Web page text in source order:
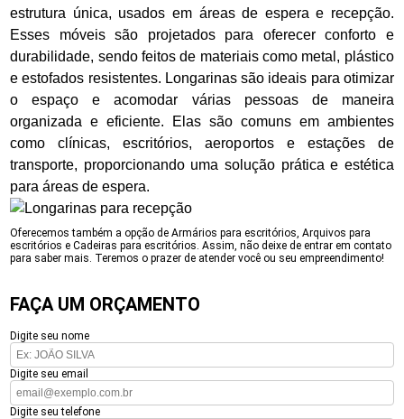
estrutura única, usados em áreas de espera e recepção.
Esses móveis são projetados para oferecer conforto e
durabilidade, sendo feitos de materiais como metal, plástico
e estofados resistentes. Longarinas são ideais para otimizar
o espaço e acomodar várias pessoas de maneira
organizada e eficiente. Elas são comuns em ambientes
como clínicas, escritórios, aeroportos e estações de
transporte, proporcionando uma solução prática e estética
para áreas de espera.
Oferecemos também a opção de Armários para escritórios, Arquivos para
escritórios e Cadeiras para escritórios. Assim, não deixe de entrar em contato
para saber mais. Teremos o prazer de atender você ou seu empreendimento!
FAÇA UM ORÇAMENTO
Digite seu nome
Digite seu email
Digite seu telefone